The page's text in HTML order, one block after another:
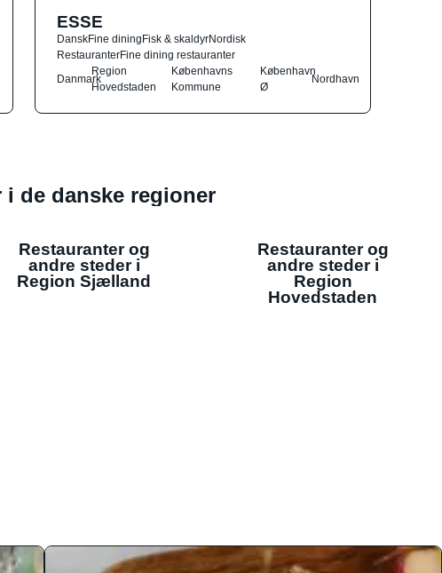
ESSE
DanskFine diningFisk & skaldyrNordisk
RestauranterFine dining restauranter
Danmark
Region
Hovedstaden
Københavns
Kommune
København
Ø
Nordhavn
de danske regioner
Restauranter og
andre steder i
Region Sjælland
Restauranter og
andre steder i
Region
Hovedstaden